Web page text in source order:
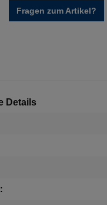
Fragen zum Artikel?
Details